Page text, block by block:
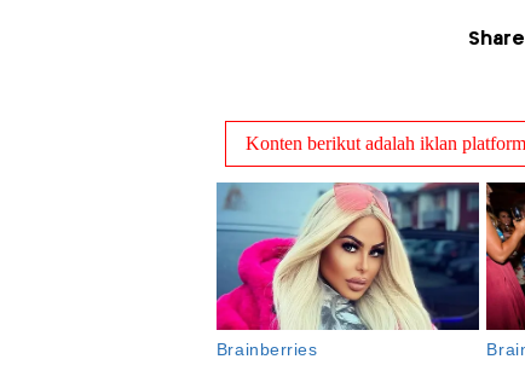
Share